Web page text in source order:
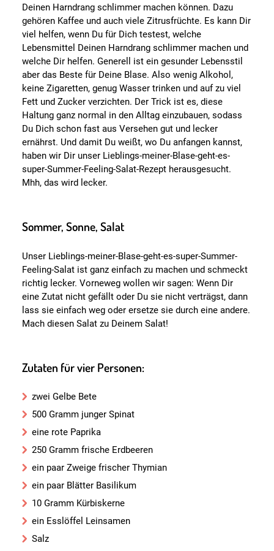
Deinen Harndrang schlimmer machen können. Dazu
gehören Kaffee und auch viele Zitrusfrüchte. Es kann Dir
viel helfen, wenn Du für Dich testest, welche
Lebensmittel Deinen Harndrang schlimmer machen und
welche Dir helfen. Generell ist ein gesunder Lebensstil
aber das Beste für Deine Blase. Also wenig Alkohol,
keine Zigaretten, genug Wasser trinken und auf zu viel
Fett und Zucker verzichten. Der Trick ist es, diese
Haltung ganz normal in den Alltag einzubauen, sodass
Du Dich schon fast aus Versehen gut und lecker
ernährst. Und damit Du weißt, wo Du anfangen kannst,
haben wir Dir unser Lieblings-meiner-Blase-geht-es-
super-Summer-Feeling-Salat-Rezept herausgesucht.
Mhh, das wird lecker.
Sommer, Sonne, Salat
Unser Lieblings-meiner-Blase-geht-es-super-Summer-
Feeling-Salat ist ganz einfach zu machen und schmeckt
richtig lecker. Vorneweg wollen wir sagen: Wenn Dir
eine Zutat nicht gefällt oder Du sie nicht verträgst, dann
lass sie einfach weg oder ersetze sie durch eine andere.
Mach diesen Salat zu Deinem Salat!
Zutaten für vier Personen:
zwei Gelbe Bete
500 Gramm junger Spinat
eine rote Paprika
250 Gramm frische Erdbeeren
ein paar Zweige frischer Thymian
ein paar Blätter Basilikum
10 Gramm Kürbiskerne
ein Esslöffel Leinsamen
Salz